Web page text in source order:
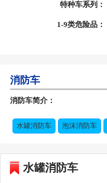
特种车系列：
1-9类危险品：
消防车
消防车简介：
水罐消防车 泡沫消防车
水罐消防车